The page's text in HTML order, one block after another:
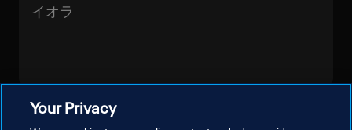
イオラ
Your Privacy